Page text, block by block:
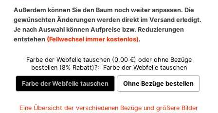
Außerdem können Sie den Baum noch weiter anpassen. Die
gewünschten Änderungen werden direkt im Versand erledigt.
Je nach Auswahl können Aufpreise bzw. Reduzierungen
entstehen (Fellwechsel immer kostenlos).
Farbe der Webfelle tauschen (0,00 €) oder ohne Bezüge
bestellen (8% Rabatt)?:
Farbe der Webfelle tauschen
Farbe der Webfelle tauschen Ohne Bezüge bestellen
Eine Übersicht der verschiedenen Bezüge und größere Bilder